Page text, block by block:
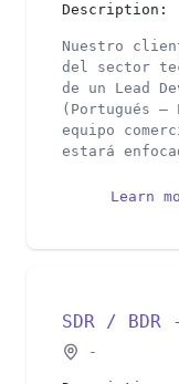
Description:
Nuestro
del sector
de un Lead
(Portugués
equipo
estará
Learn
-